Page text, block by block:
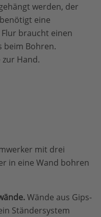
werden, der
eine
braucht einen
beim Bohren.
zur Hand.
mit drei
in eine Wand bohren
Wände aus Gips-
Ständersystem